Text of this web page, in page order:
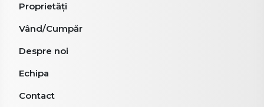
Proprietăți
Vând/Cumpăr
Despre noi
Echipa
Contact